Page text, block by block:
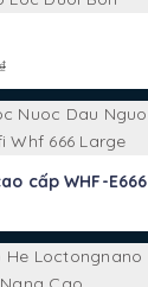
cấp WHF-E666